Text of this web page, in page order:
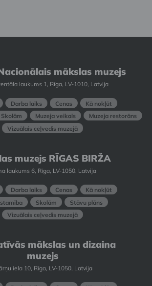
mākslas muzejs
laukums 1, Rīga, LV-1010, Latvija
Darba laiks Cenas
Kā nokļūt
Skolām Muzeja veikals
Muzeja restorāns
Vizuālais ceļvedis muzejā
muzejs RĪGAS BIRŽA
laukums 6, Rīga, LV-1050, Latvija
Darba laiks Cenas
Kā nokļūt
Skolām
Stāvu plāns
Vizuālais ceļvedis muzejā
mākslas un dizaina
muzejs
iela 10, Rīga, LV-1050, Latvija